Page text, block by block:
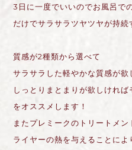
3日に一度でいいのでお風呂で
だけでサラサラツヤツヤが持続
質感が2種類から選べて
サラサラした軽やかな質感が欲
しっとりまとまりが欲しければ
をオススメします！
またプレミークのトリートメ
ライヤーの熱を与えることに